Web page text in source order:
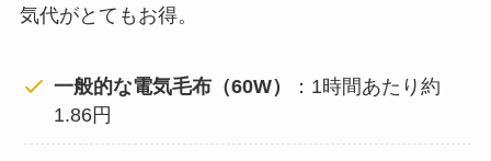
気代がとてもお得。
一般的な電気毛布（60W）
：1時間あたり約
1.86円